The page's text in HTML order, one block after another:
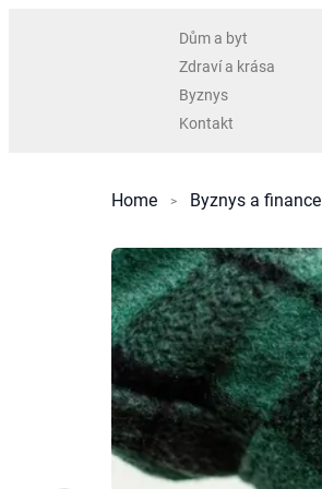
Dům a byt
Zdraví a krása
Byznys
Kontakt
Home Byznys a finance